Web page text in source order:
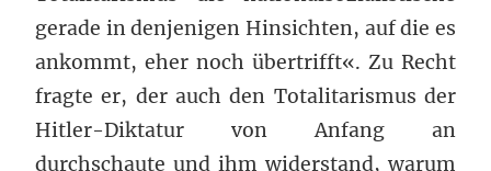
gerade in denjenigen Hinsichten, auf die es
ankommt, eher noch übertrifft«. Zu Recht
fragte er, der auch den Totalitarismus der
Hitler-Diktatur von Anfang an
durchschaute und ihm widerstand, warum